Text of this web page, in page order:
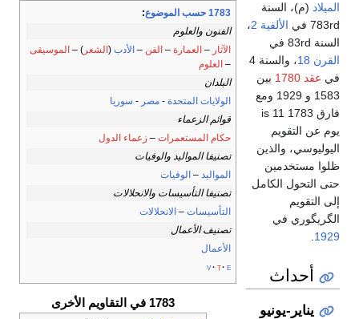
1783 حسب الموضوع
:
الفنون والعلوم
الآثار – العمارة – الفن – الأدب (الشعر ) – الموسيقى
– العلوم
البلدان
الولايات المتحدة - مصر - سوريا
قوائم الزعماء
حكام المستعمرات – زعماء الدول
تصنيفا المواليد والوفيات
المواليد – الوفيات
تصنيفا التأسيسات والانحلالات
التأسيسات – الانحلالات
تصنيف الأعمال
الأعمال
v t e
1783 في التقاويم الأخرى
الميلاد (م)، السنة
783rd في
الألفية 2
،
السنة 83rd في
القرن 18
، والسنة 4
في عقد 1780
بين
1583 و 1929 ومع
فارق 1783 is 11
يوم عن التقويم
اليوليوسي، والذين
ظلوا مستخدمين
حتى التحول الكامل
إلى التقويم
الگريگوري في
1929
أحداث
يناير-يونيو